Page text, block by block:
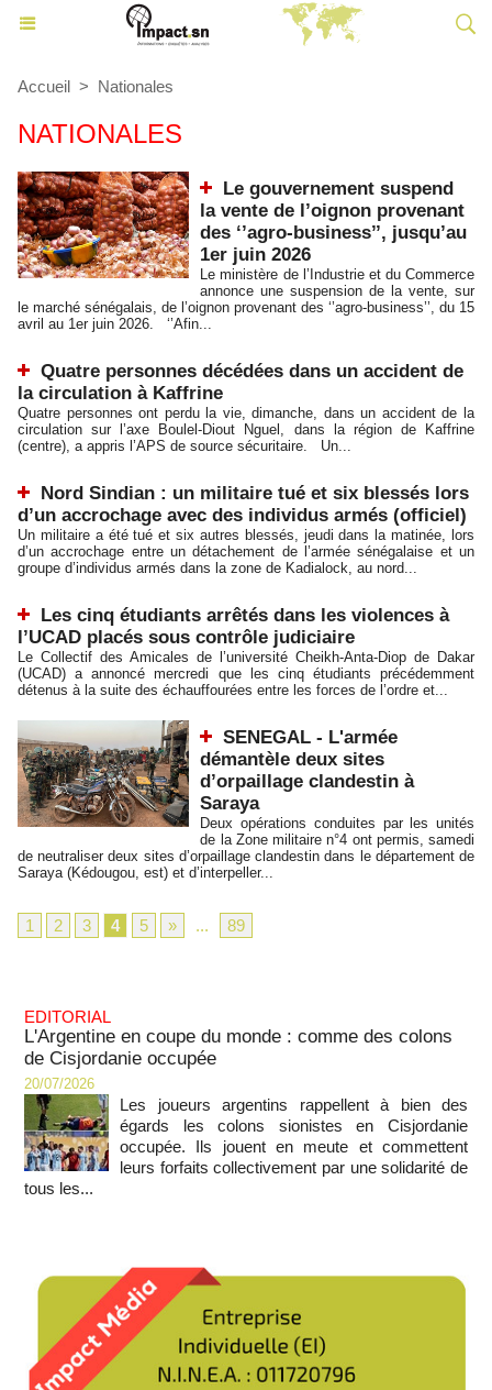
Accueil > Nationales
NATIONALES
Le gouvernement suspend
la vente de l’oignon provenant
des ‘’agro-business’’, jusqu’au
1er juin 2026
Le ministère de l’Industrie et du Commerce
annonce une suspension de la vente, sur
le marché sénégalais, de l’oignon provenant des ‘’agro-business’’, du 15
avril au 1er juin 2026. ‘’Afin...
Quatre personnes décédées dans un accident de
la circulation à Kaffrine
Quatre personnes ont perdu la vie, dimanche, dans un accident de la
circulation sur l’axe Boulel-Diout Nguel, dans la région de Kaffrine
(centre), a appris l’APS de source sécuritaire. Un...
Nord Sindian : un militaire tué et six blessés lors
d’un accrochage avec des individus armés (officiel)
Un militaire a été tué et six autres blessés, jeudi dans la matinée, lors
d’un accrochage entre un détachement de l’armée sénégalaise et un
groupe d’individus armés dans la zone de Kadialock, au nord...
Les cinq étudiants arrêtés dans les violences à
l’UCAD placés sous contrôle judiciaire
Le Collectif des Amicales de l’université Cheikh-Anta-Diop de Dakar
(UCAD) a annoncé mercredi que les cinq étudiants précédemment
détenus à la suite des échauffourées entre les forces de l’ordre et...
SENEGAL - L'armée
démantèle deux sites
d’orpaillage clandestin à
Saraya
Deux opérations conduites par les unités
de la Zone militaire n°4 ont permis, samedi
de neutraliser deux sites d’orpaillage clandestin dans le département de
Saraya (Kédougou, est) et d’interpeller...
1 2 3 4 5 » ... 89
EDITORIAL
L'Argentine en coupe du monde : comme des colons
de Cisjordanie occupée
20/07/2026
Les joueurs argentins rappellent à bien des
égards les colons sionistes en Cisjordanie
occupée. Ils jouent en meute et commettent
leurs forfaits collectivement par une solidarité de
tous les...